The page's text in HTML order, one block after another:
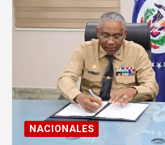
NACIONALES